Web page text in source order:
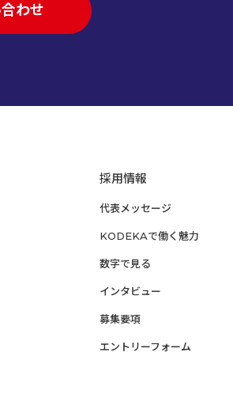
わせ
採用情報
代表メッセージ
KODEKAで働く魅力
数字で見る
インタビュー
募集要項
エントリーフォーム